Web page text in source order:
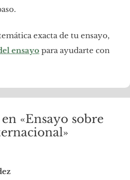
exacta de tu ensayo,
ensayo para ayudarte con
«Ensayo sobre